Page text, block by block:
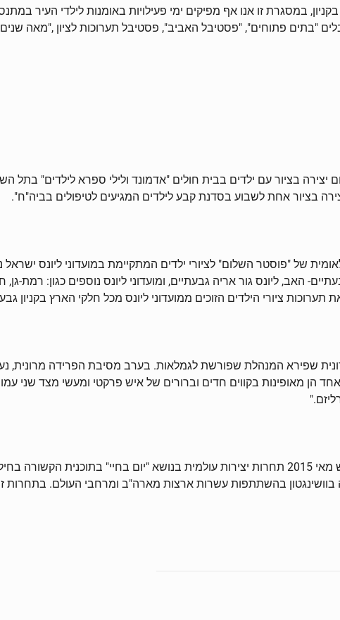
במסגרת זו אנו אף מפיקים ימי פעילויות באומנות לילדי העיר
בציור אחת לשבוע בסדנת קבע לילדים המגיעים לטיפולים בביה"ח".
של "פוסטר השלום" לציורי ילדים המתקיימת במועדוני ליונס ישראל
האב, ליונס גור אריה גבעתיים, ומועדוני ליונס נוספים כגון: רמת-גן,
תערוכות ציורי הילדים הזוכים ממועדוני ליונס מכל חלקי הארץ בקניון
הן מאופינות בקווים חדים וברורים של איש פרקטי ומעשי מצד שני
בוושינגטון בהשתתפות עשרות ארצות מארה"ב ומרחבי העולם. בתחרות